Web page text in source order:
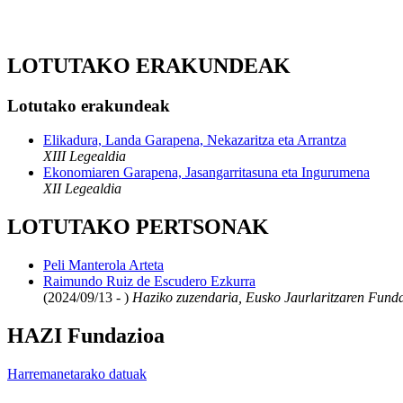
LOTUTAKO ERAKUNDEAK
Lotutako erakundeak
Elikadura, Landa Garapena, Nekazaritza eta Arrantza
XIII Legealdia
Ekonomiaren Garapena, Jasangarritasuna eta Ingurumena
XII Legealdia
LOTUTAKO PERTSONAK
Peli Manterola Arteta
Raimundo Ruiz de Escudero Ezkurra
(2024/09/13 - ) Haziko zuzendaria, Eusko Jaurlaritzaren
HAZI Fundazioa
Harremanetarako datuak